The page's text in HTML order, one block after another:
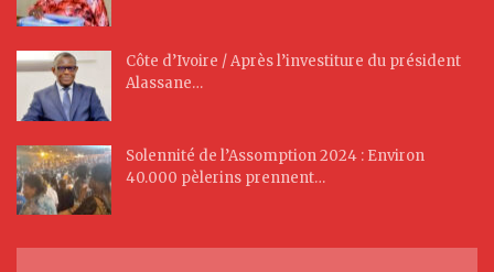
Côte d’Ivoire / Après l’investiture du président
Alassane…
Solennité de l’Assomption 2024 : Environ
40.000 pèlerins prennent…